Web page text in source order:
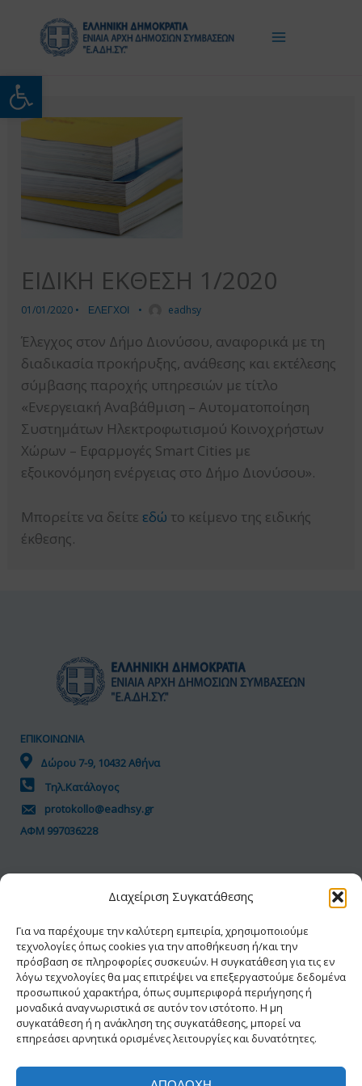
Ανοίξτε τη γραμμή
Διαχείριση Συγκατάθεσης
Για να παρέχουμε την καλύτερη εμπειρία, χρησιμοποιούμε
τεχνολογίες όπως cookies για την αποθήκευση ή/και την
πρόσβαση σε πληροφορίες συσκευών. Η συγκατάθεση για τις εν
λόγω τεχνολογίες θα μας επιτρέψει να επεξεργαστούμε δεδομένα
προσωπικού χαρακτήρα, όπως συμπεριφορά περιήγησης ή
μοναδικά αναγνωριστικά σε αυτόν τον ιστότοπο. Η μη
συγκατάθεση ή η ανάκληση της συγκατάθεσης, μπορεί να
επηρεάσει αρνητικά ορισμένες λειτουργίες και δυνατότητες.
περιεχόμενο
ΕΙΔΙΚΗ ΕΚΘΕΣΗ 1/2020
01/01/2020 • ΕΛΕΓΧΟΙ • eadhsy
Έλεγχος στον Δήμο Διονύσου, αναφορικά με τη
διαδικασία προκήρυξης, ανάθεσης και εκτέλεσης
σύμβασης παροχής υπηρεσιών με τίτλο
«Ενεργειακή Αναβάθμιση – Αυτοματοποίηση
Συστημάτων Ηλεκτροφωτισμού Κοινοχρήστων
Χώρων – Εφαρμογές Smart Cities με
εξοικονόμηση ενέργειας στο Δήμο Διονύσου».
Μπορείτε να δείτε εδώ το κείμενο της ειδικής
έκθεσης.
ΕΠΙΚΟΙΝΩΝΙΑ
Δώρου 7-9, 10432 Αθήνα
Τηλ.Κατάλογος
protokollo@eadhsy.gr
ΑΦΜ 997036228
Προσωπικά Δεδομένα
Πολιτική Cookies
Δήλωση Προσβασιμότητας